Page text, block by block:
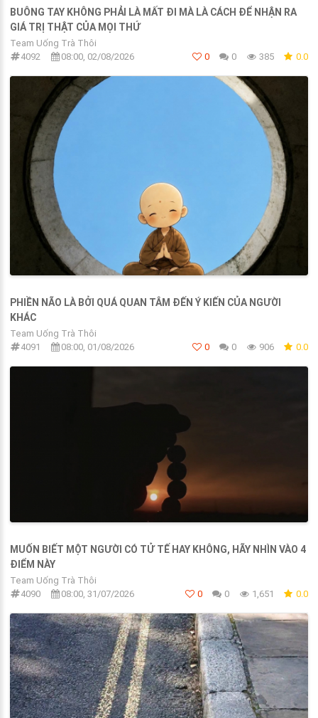
BUÔNG TAY KHÔNG PHẢI LÀ MẤT ĐI MÀ LÀ CÁCH ĐỂ NHẬN RA
GIÁ TRỊ THẬT CỦA MỌI THỨ
Team Uống Trà Thôi
4092
08:00, 02/08/2026 0 0 385 0.0
PHIỀN NÃO LÀ BỞI QUÁ QUAN TÂM ĐẾN Ý KIẾN CỦA NGƯỜI
KHÁC
Team Uống Trà Thôi
4091
08:00, 01/08/2026 0 0 906 0.0
MUỐN BIẾT MỘT NGƯỜI CÓ TỬ TẾ HAY KHÔNG, HÃY NHÌN VÀO 4
ĐIỂM NÀY
Team Uống Trà Thôi
4090
08:00, 31/07/2026 0 0 1,651 0.0